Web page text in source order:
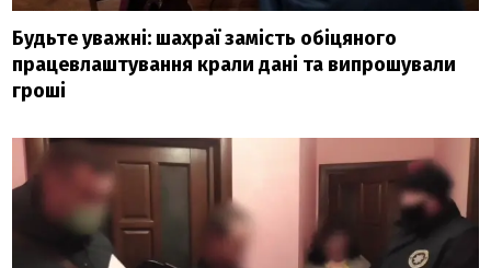
Будьте уважні: шахраї замість обіцяного
працевлаштування крали дані та випрошували
гроші